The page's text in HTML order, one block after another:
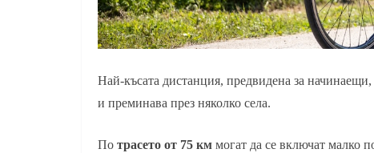
Най-късата дистанция, предвидена за
и преминава през няколко села.
По трасето от 75 км могат да се включат малко